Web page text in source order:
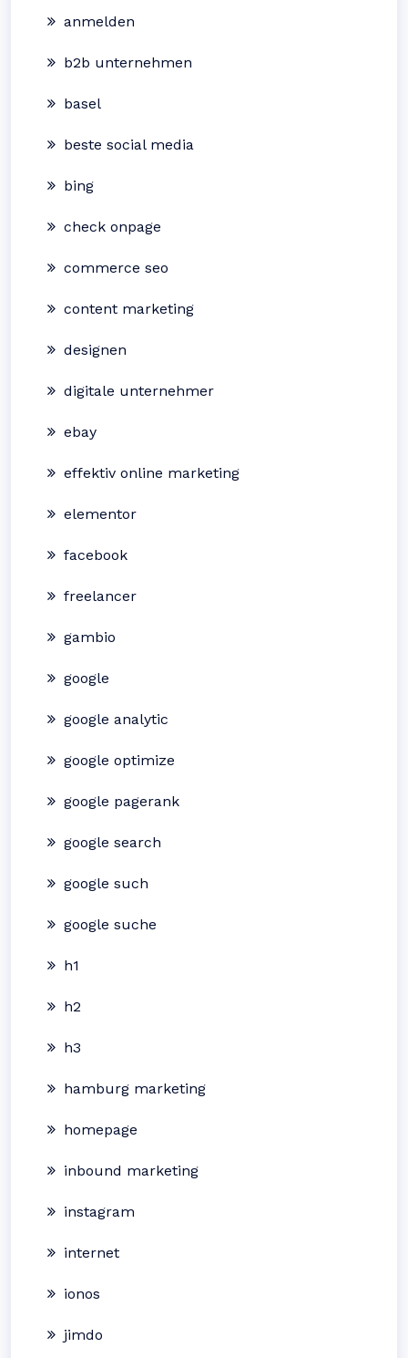
anmelden
b2b unternehmen
basel
beste social media
bing
check onpage
commerce seo
content marketing
designen
digitale unternehmer
ebay
effektiv online marketing
elementor
facebook
freelancer
gambio
google
google analytic
google optimize
google pagerank
google search
google such
google suche
h1
h2
h3
hamburg marketing
homepage
inbound marketing
instagram
internet
ionos
jimdo